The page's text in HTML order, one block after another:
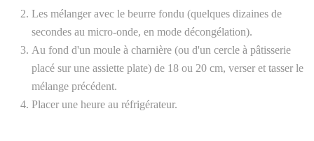
Les mélanger avec le beurre fondu (quelques dizaines de
secondes au micro-onde, en mode décongélation).
Au fond d'un moule à charnière (ou d'un cercle à pâtisserie
placé sur une assiette plate) de 18 ou 20 cm, verser et tasser le
mélange précédent.
Placer une heure au réfrigérateur.